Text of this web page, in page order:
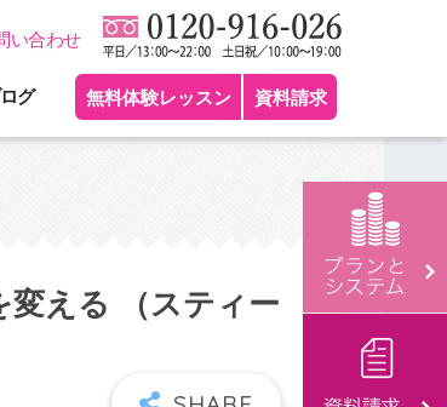
い合わせ
グ 無料体験レッスン 資料請求
変える （スティー